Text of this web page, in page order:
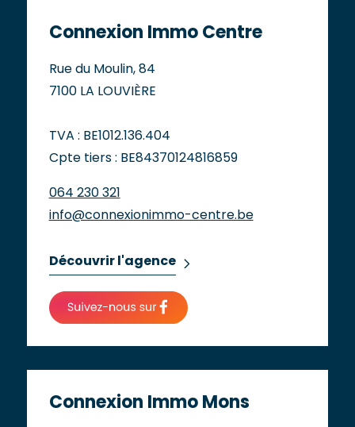
Connexion Immo Centre
Rue du Moulin, 84
7100 LA LOUVIÈRE
TVA : BE1012.136.404
Cpte tiers : BE84370124816859
064 230 321
info@connexionimmo-centre.be
Découvrir l'agence
Connexion Immo Mons